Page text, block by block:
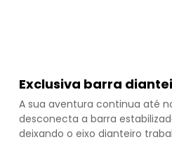
Exclusiva barra
A sua aventura continua até
desconecta a barra
deixando o eixo dianteiro